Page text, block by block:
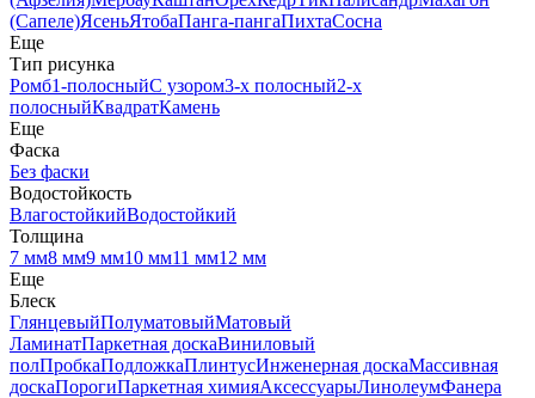
(Сапеле)ЯсеньЯтобаПанга-пангаПихтаСосна
Еще
Тип рисунка
Ромб1-полосныйС узором3-х полосный2-х
полосныйКвадратКамень
Еще
Фаска
Без фаски
Водостойкость
ВлагостойкийВодостойкий
Толщина
7 мм8 мм9 мм10 мм11 мм12 мм
Еще
Блеск
ГлянцевыйПолуматовыйМатовый
ЛаминатПаркетная доскаВиниловый
полПробкаПодложкаПлинтусИнженерная доскаМассивная
доскаПорогиПаркетная химияАксессуарыЛинолеумФанера